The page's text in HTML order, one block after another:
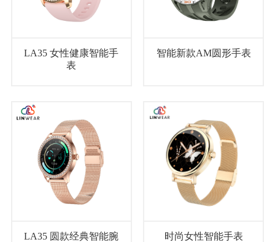
LA35 女性健康智能手
表
智能新款AM圆形手表
LA35 圆款经典智能腕
时尚女性智能手表